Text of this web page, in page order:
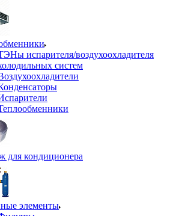
испарителя/воздухоохладителя
систем
для кондиционера
элементы